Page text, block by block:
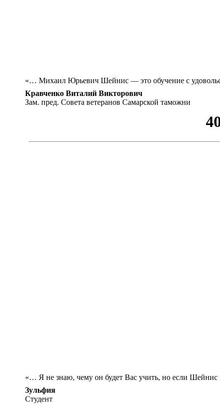
«… Михаил Юрьевич Шейнис — это обучение с
Кравченко Виталий Викторович
Зам. пред. Совета ветеранов Самарской таможни
«… Я не знаю, чему он будет Вас учить, но если Шейнис
Зульфия
Студент